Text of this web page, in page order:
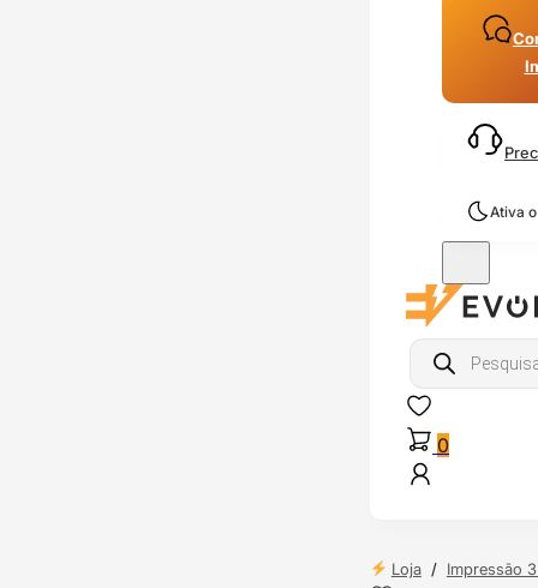
Ativa
Products
search
0
Loja / Impressão